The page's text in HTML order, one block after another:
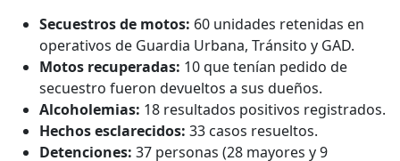
Secuestros de motos: 60 unidades retenidas en
operativos de Guardia Urbana, Tránsito y GAD.
Motos recuperadas: 10 que tenían pedido de
secuestro fueron devueltos a sus dueños.
Alcoholemias: 18 resultados positivos registrados.
Hechos esclarecidos: 33 casos resueltos.
Detenciones: 37 personas (28 mayores y 9